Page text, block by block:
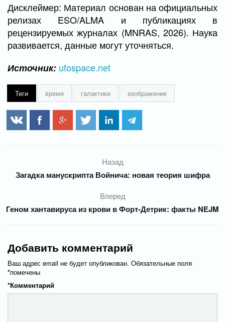
Дисклеймер: Материал основан на официальных
релизах ESO/ALMA и публикациях в
рецензируемых журналах (MNRAS, 2026). Наука
развивается, данные могут уточняться.
Источник: ufospace.net
Теги время галактики изображение
Назад
Загадка манускрипта Войнича: новая теория шифра
Вперед
Геном хантавируса из крови в Форт-Детрик: факты NEJM
Добавить комментарий
Ваш адрес email не будет опубликован. Обязательные поля
помечены
*
Комментарий
*